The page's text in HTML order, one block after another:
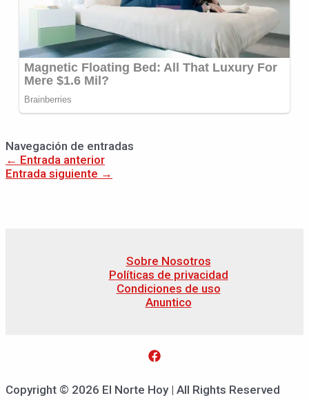
Navegación de entradas
← Entrada anterior
Entrada siguiente →
Sobre Nosotros
Políticas de privacidad
Condiciones de uso
Anuntico
Copyright © 2026 El Norte Hoy | All Rights Reserved